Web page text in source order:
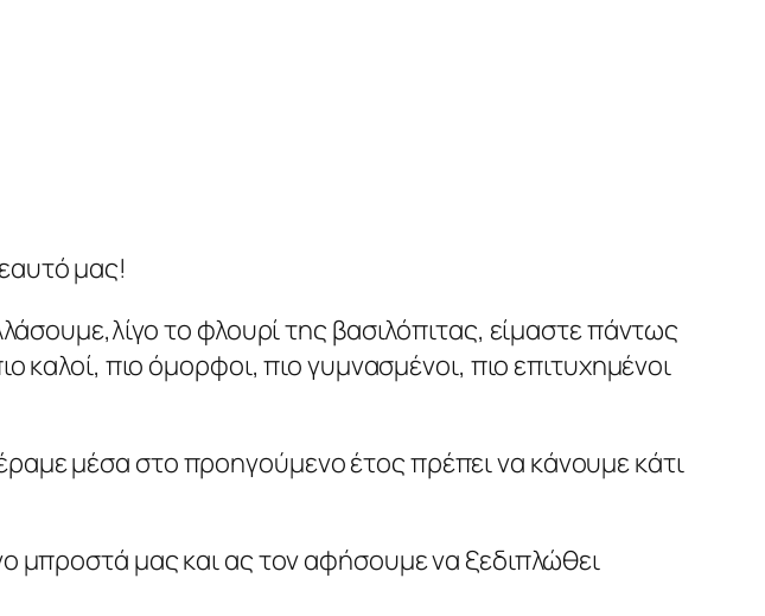
μας!
λίγο το φλουρί της βασιλόπιτας, είμαστε πάντως
καλοί, πιο όμορφοι, πιο γυμνασμένοι, πιο επιτυχημένοι
μέσα στο προηγούμενο έτος πρέπει να κάνουμε κάτι
μπροστά μας και ας τον αφήσουμε να ξεδιπλώθει